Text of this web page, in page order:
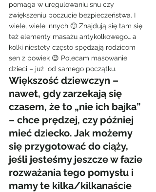
pomaga w uregulowaniu snu czy
zwiększeniu poczucie bezpieczeństwa. I
wiele, wiele innych 🙂 Znajdują się tam się
też elementy masażu antykolkowego… a
kolki niestety często spędzają rodzicom
sen z powiek 😉 Polecam masowanie
dzieci – już  od samego początku.
Większość dziewczyn –
nawet, gdy zarzekają się
czasem, że to „nie ich bajka”
– chce prędzej, czy później
mieć dziecko. Jak możemy
się przygotować do ciąży,
jeśli jesteśmy jeszcze w fazie
rozważania tego pomysłu i
mamy te kilka/kilkanaście